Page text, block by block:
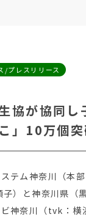
/プレスリリース
協が協同
」10万個
テム神奈川（本
）と神奈川県（
神奈川（tvk：横